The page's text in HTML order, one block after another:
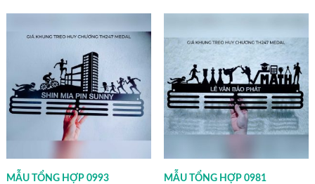
MẪU TỔNG HỢP 0993 MẪU TỔNG HỢP 0981